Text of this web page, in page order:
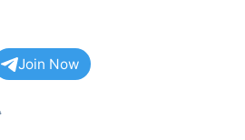
Join Now